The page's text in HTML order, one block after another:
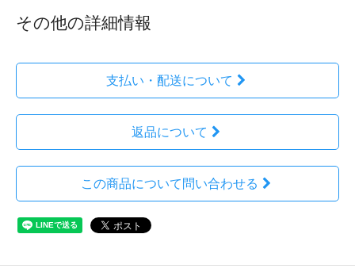
その他の詳細情報
支払い・配送について
返品について
この商品について問い合わせる